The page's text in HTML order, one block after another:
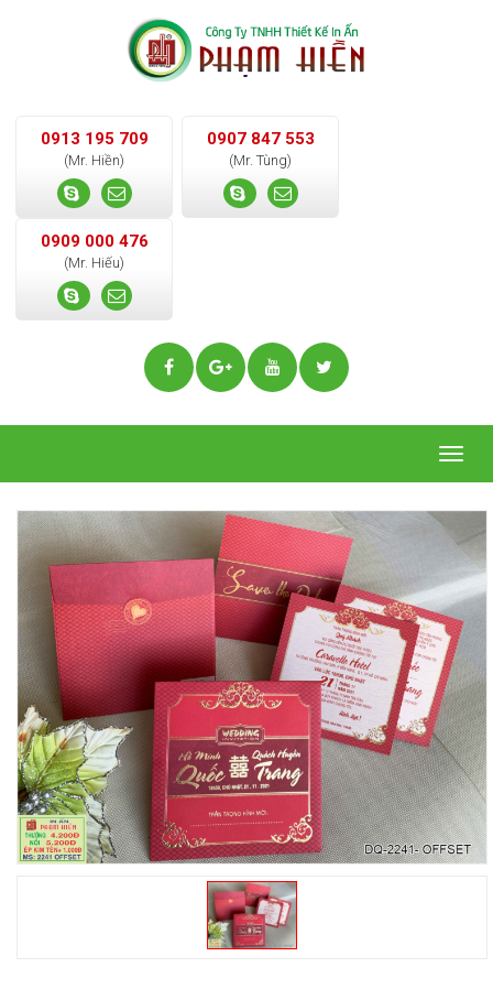
0913 195 709
(Mr. Hiền)
0907 847 553
(Mr. Tùng)
0909 000 476
(Mr. Hiếu)